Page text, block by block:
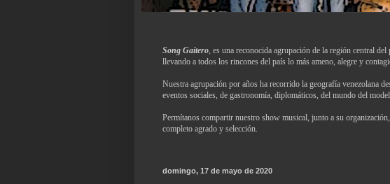
Song Gaitero, es una reconocida agrupación de la región central
llevando a todos los rincones del país lo más ameno, alegre y
Nuestra agrupación por años ha recorrido la geografía venezolana
eventos sociales, de gastronomía, diplomáticos, del mundo del
Permítanos compartir nuestro show musical, junto a su
completo agrado y selección.
domingo, 17 de mayo de 2020